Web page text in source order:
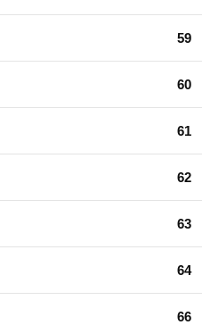
59
60
61
62
63
64
66